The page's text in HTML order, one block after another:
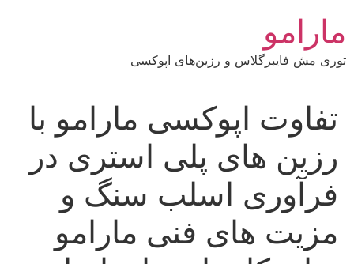
محتوا
مارامو
توری مش فایبرگلاس و رزین‌های اپوکسی
تفاوت اپوکسی مارامو با
رزین‌ های پلی‌ استری در
فرآوری اسلب سنگ و
مزیت‌ های فنی مارامو